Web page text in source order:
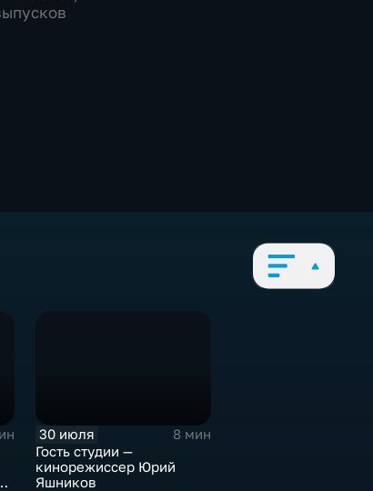
30 июля
8 мин
Гость студии —
кинорежиссер Юрий
Яшников